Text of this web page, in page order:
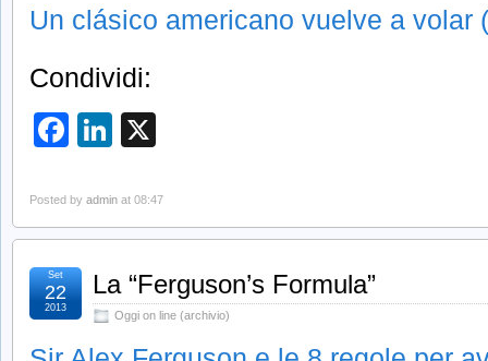
Un clásico americano vuelve a volar
Condividi:
Facebook
LinkedIn
Posted by admin at 08:47
La “Ferguson’s Formula”
Oggi on line (archivio)
Set
22
2013